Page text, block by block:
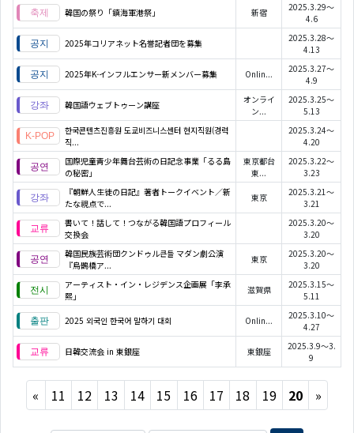
韓国の祭り「鎮海軍港祭」 新宿
2025.3.29～
4.6
2025年コリアネット名誉記者団を募集
2025.3.28～
4.13
2025年K-インフルエンサー新メンバー募集 Onlin...
2025.3.27～
4.9
韓国語ウェブトゥーン講座
オンライ
ン...
2025.3.25～
5.13
한국콘텐츠진흥원 도쿄비즈니스센터 현지직원(경력
직...
2025.3.24～
4.20
国際児童青少年舞台芸術の日記念事業「るる島
の秘密」
東京都台
東...
2025.3.22～
3.23
『朝鮮人生徒の日記』著者トークイベント／新
たな視点で...
東京
2025.3.21～
3.21
書いて！話して！つながる韓国語プロフィール
交換会
2025.3.20～
3.20
韓国民族芸術団クンドゥル큰들 マダン劇公演
『烏鵲橋ア...
東京
2025.3.20～
3.20
アーティスト・イン・レジデンス企画展「李承
熙」
滋賀県
2025.3.15～
5.11
2025 외국인 한국어 말하기 대회 Onlin...
2025.3.10～
4.27
日韓交流会 in 東銀座 東銀座
2025.3.9～3.
9
« Previous
11 12 13 14 15 16 17 18 19 20 »Next